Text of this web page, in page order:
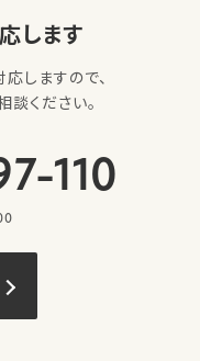
します
しますので、
ください。
110